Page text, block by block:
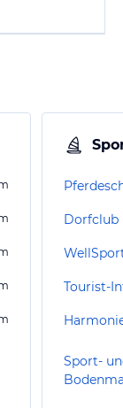
Dorfclub
Tourist-
Sport-